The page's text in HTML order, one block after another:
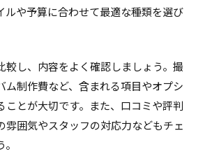
ルや予算に合わせて最適な種類を選び
較し、内容をよく確認しましょう。撮
ム制作費など、含まれる項目やオプシ
ことが大切です。また、口コミや評判
雰囲気やスタッフの対応力などもチェ